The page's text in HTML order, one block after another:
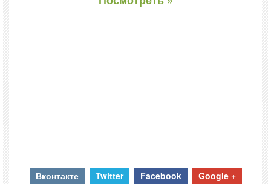
Вконтакте Twitter Facebook
Google +